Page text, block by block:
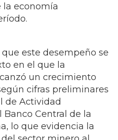
economía
este desempeño se
en el que la
un crecimiento
cifras preliminares
de Actividad
Banco Central de la
lo que evidencia la